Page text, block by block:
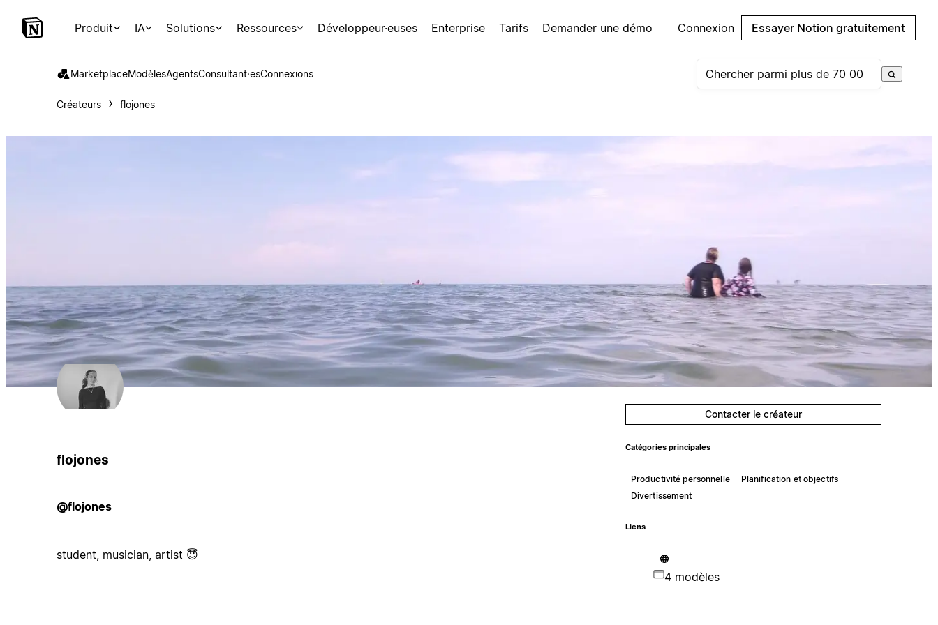
Produit IA Solutions Ressources Développeur·euses Enterprise Tarifs Demander une démo Connexion Essayer Notion gratuitement
MarketplaceModèlesAgentsConsultant·esConnexions
Créateurs flojones
flojones
@flojones
student, musician, artist 😇
Contacter le créateur
Catégories principales
Productivité personnelle
Planification et objectifs
Divertissement
Liens
4 modèles